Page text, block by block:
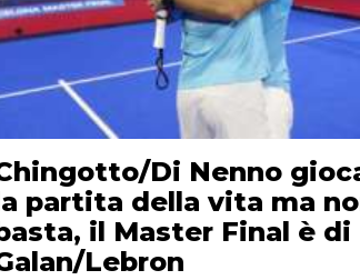
Di Nenno
partita della vita ma
il Master Final è di
Lebron